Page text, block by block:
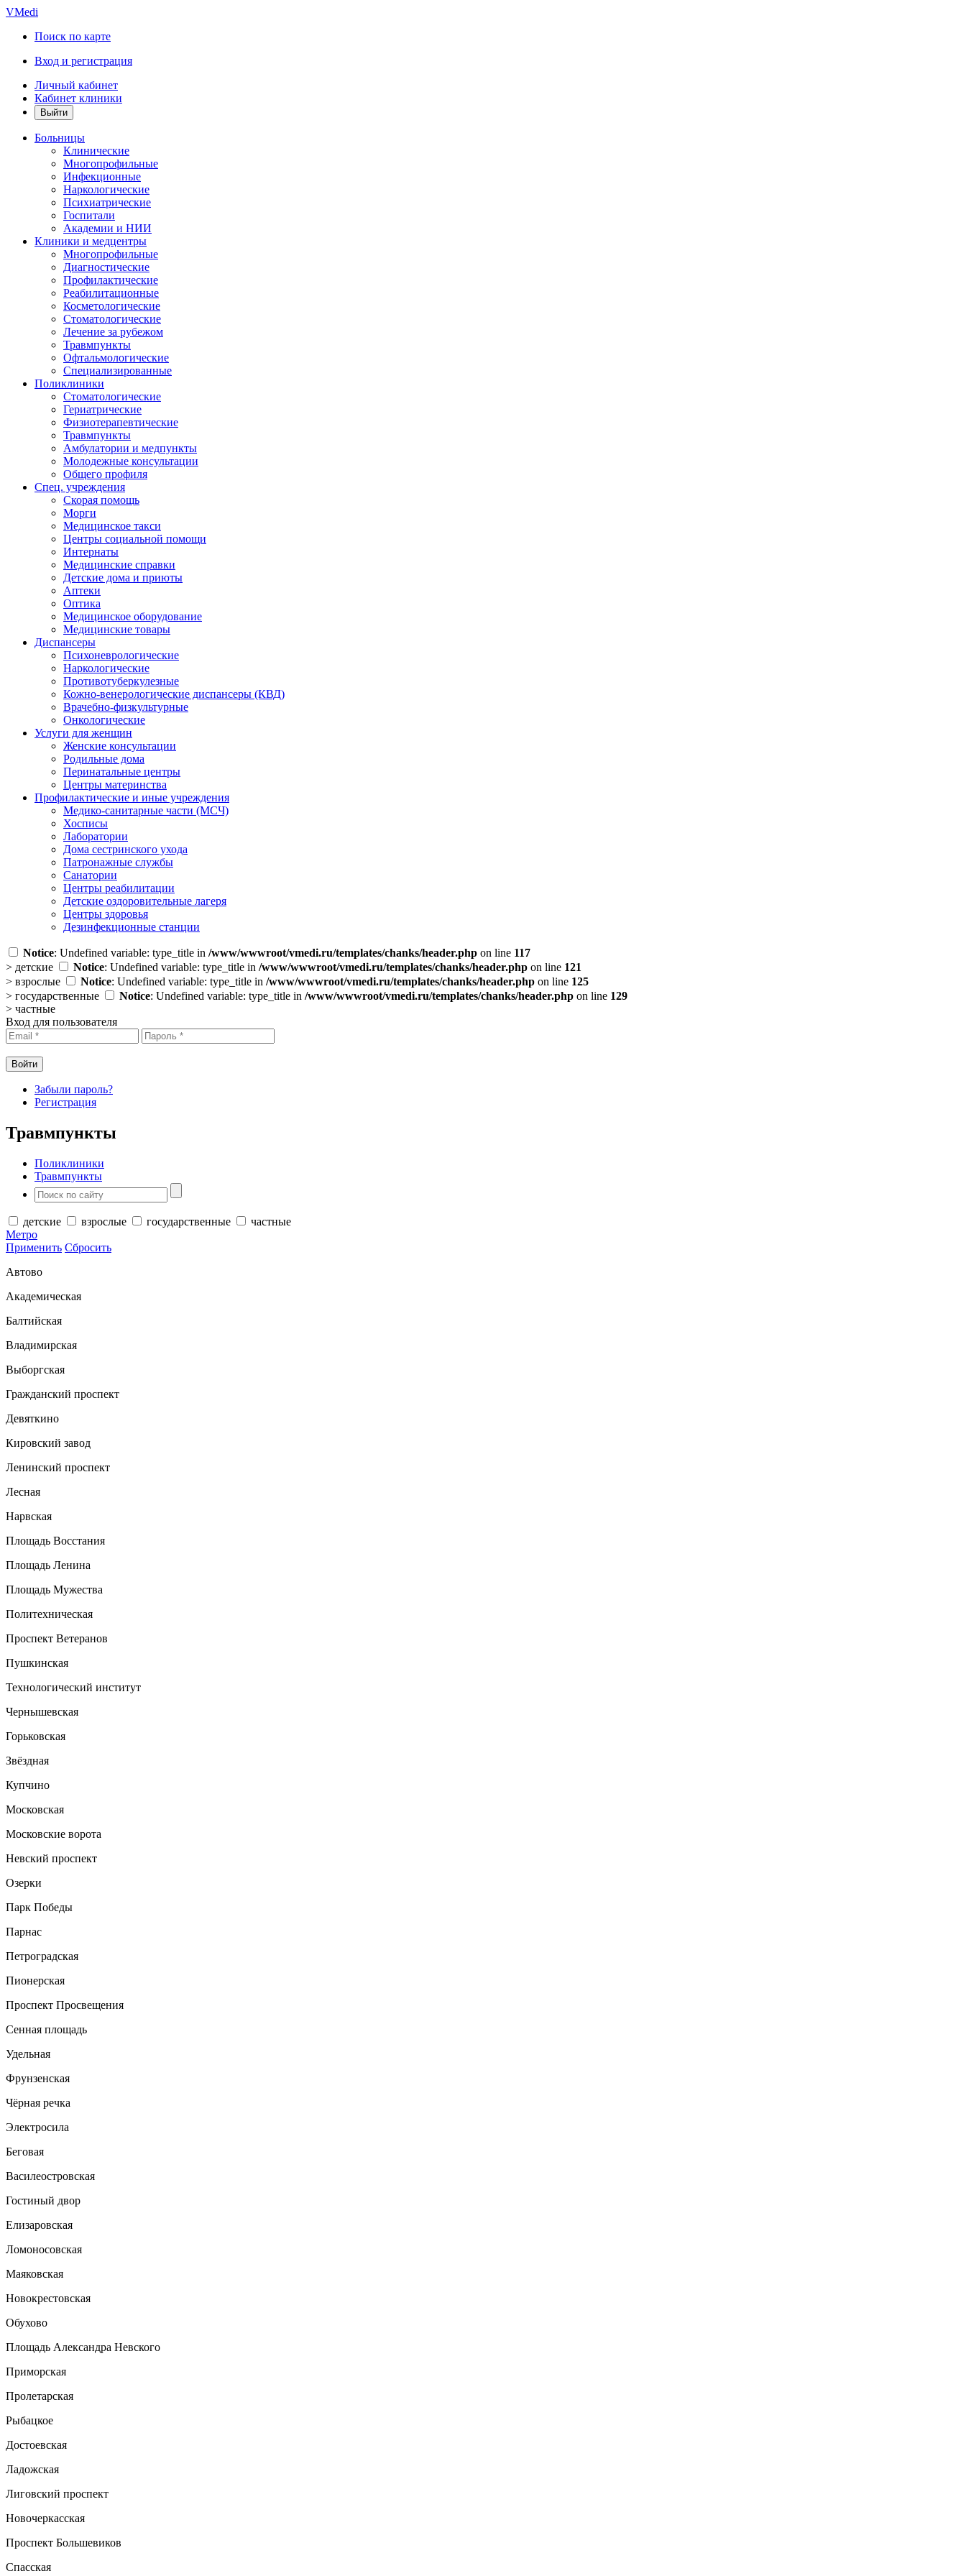
VMedi
Поиск по карте
Вход и регистрация
Личный кабинет
Кабинет клиники
Больницы
Клинические
Многопрофильные
Инфекционные
Наркологические
Психиатрические
Госпитали
Академии и НИИ
Клиники и медцентры
Многопрофильные
Диагностические
Профилактические
Реабилитационные
Косметологические
Стоматологические
Лечение за рубежом
Травмпункты
Офтальмологические
Специализированные
Поликлиники
Стоматологические
Гериатрические
Физиотерапевтические
Травмпункты
Амбулатории и медпункты
Молодежные консультации
Общего профиля
Спец. учреждения
Скорая помощь
Морги
Медицинское такси
Центры социальной помощи
Интернаты
Медицинские справки
Детские дома и приюты
Аптеки
Оптика
Медицинское оборудование
Медицинские товары
Диспансеры
Психоневрологические
Наркологические
Противотуберкулезные
Кожно-венерологические диспансеры (КВД)
Врачебно-физкультурные
Онкологические
Услуги для женщин
Женские консультации
Родильные дома
Перинатальные центры
Центры материнства
Профилактические и иные учреждения
Медико-санитарные части (МСЧ)
Хосписы
Лаборатории
Дома сестринского ухода
Патронажные службы
Санатории
Центры реабилитации
Детские оздоровительные лагеря
Центры здоровья
Дезинфекционные станции
Notice: Undefined variable: type_title in /www/wwwroot/vmedi.ru/templates/chanks/header.php on line 117
> детские Notice: Undefined variable: type_title in /www/wwwroot/vmedi.ru/templates/chanks/header.php on line 121
> взрослые Notice: Undefined variable: type_title in /www/wwwroot/vmedi.ru/templates/chanks/header.php on line 125
> государственные Notice: Undefined variable: type_title in /www/wwwroot/vmedi.ru/templates/chanks/header.php on line 129
> частные
Вход для пользователя
Забыли пароль?
Регистрация
Травмпункты
Поликлиники
Травмпункты
детские взрослые государственные
частные
Метро
Применить Сбросить
Автово
Академическая
Балтийская
Владимирская
Выборгская
Гражданский проспект
Девяткино
Кировский завод
Ленинский проспект
Лесная
Нарвская
Площадь Восстания
Площадь Ленина
Площадь Мужества
Политехническая
Проспект Ветеранов
Пушкинская
Технологический институт
Чернышевская
Горьковская
Звёздная
Купчино
Московская
Московские ворота
Невский проспект
Озерки
Парк Победы
Парнас
Петроградская
Пионерская
Проспект Просвещения
Сенная площадь
Удельная
Фрунзенская
Чёрная речка
Электросила
Беговая
Василеостровская
Гостиный двор
Елизаровская
Ломоносовская
Маяковская
Новокрестовская
Обухово
Площадь Александра Невского
Приморская
Пролетарская
Рыбацкое
Достоевская
Ладожская
Лиговский проспект
Новочеркасская
Проспект Большевиков
Спасская